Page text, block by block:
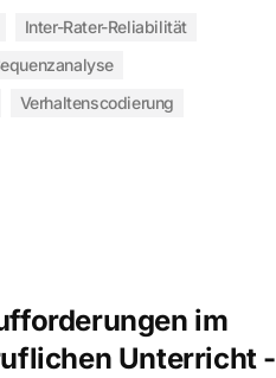
Inter-Rater-Reliabilität
Verhaltenscodierung
im
Unterricht -